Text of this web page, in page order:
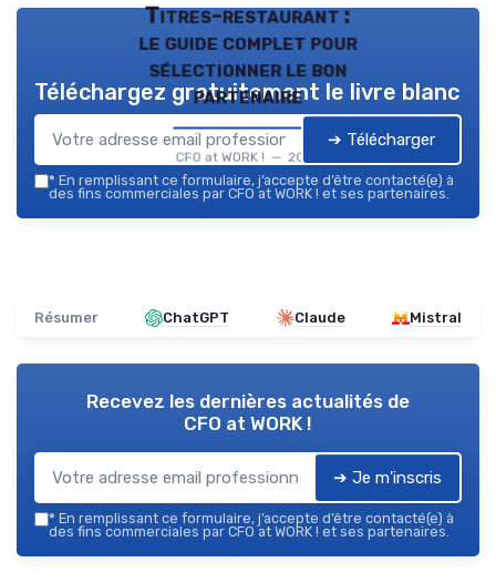
Titres-restaurant :
le guide complet pour
sélectionner le bon
partenaire
CFO at WORK ! — 2026
Téléchargez gratuitement le livre blanc
➔ Télécharger
* En remplissant ce formulaire, j’accepte d’être contacté(e) à
des fins commerciales par CFO at WORK ! et ses partenaires.
Résumer ChatGPT Claude Mistral
Recevez les dernières actualités de
CFO at WORK !
➔ Je m'inscris
* En remplissant ce formulaire, j’accepte d’être contacté(e) à
des fins commerciales par CFO at WORK ! et ses partenaires.